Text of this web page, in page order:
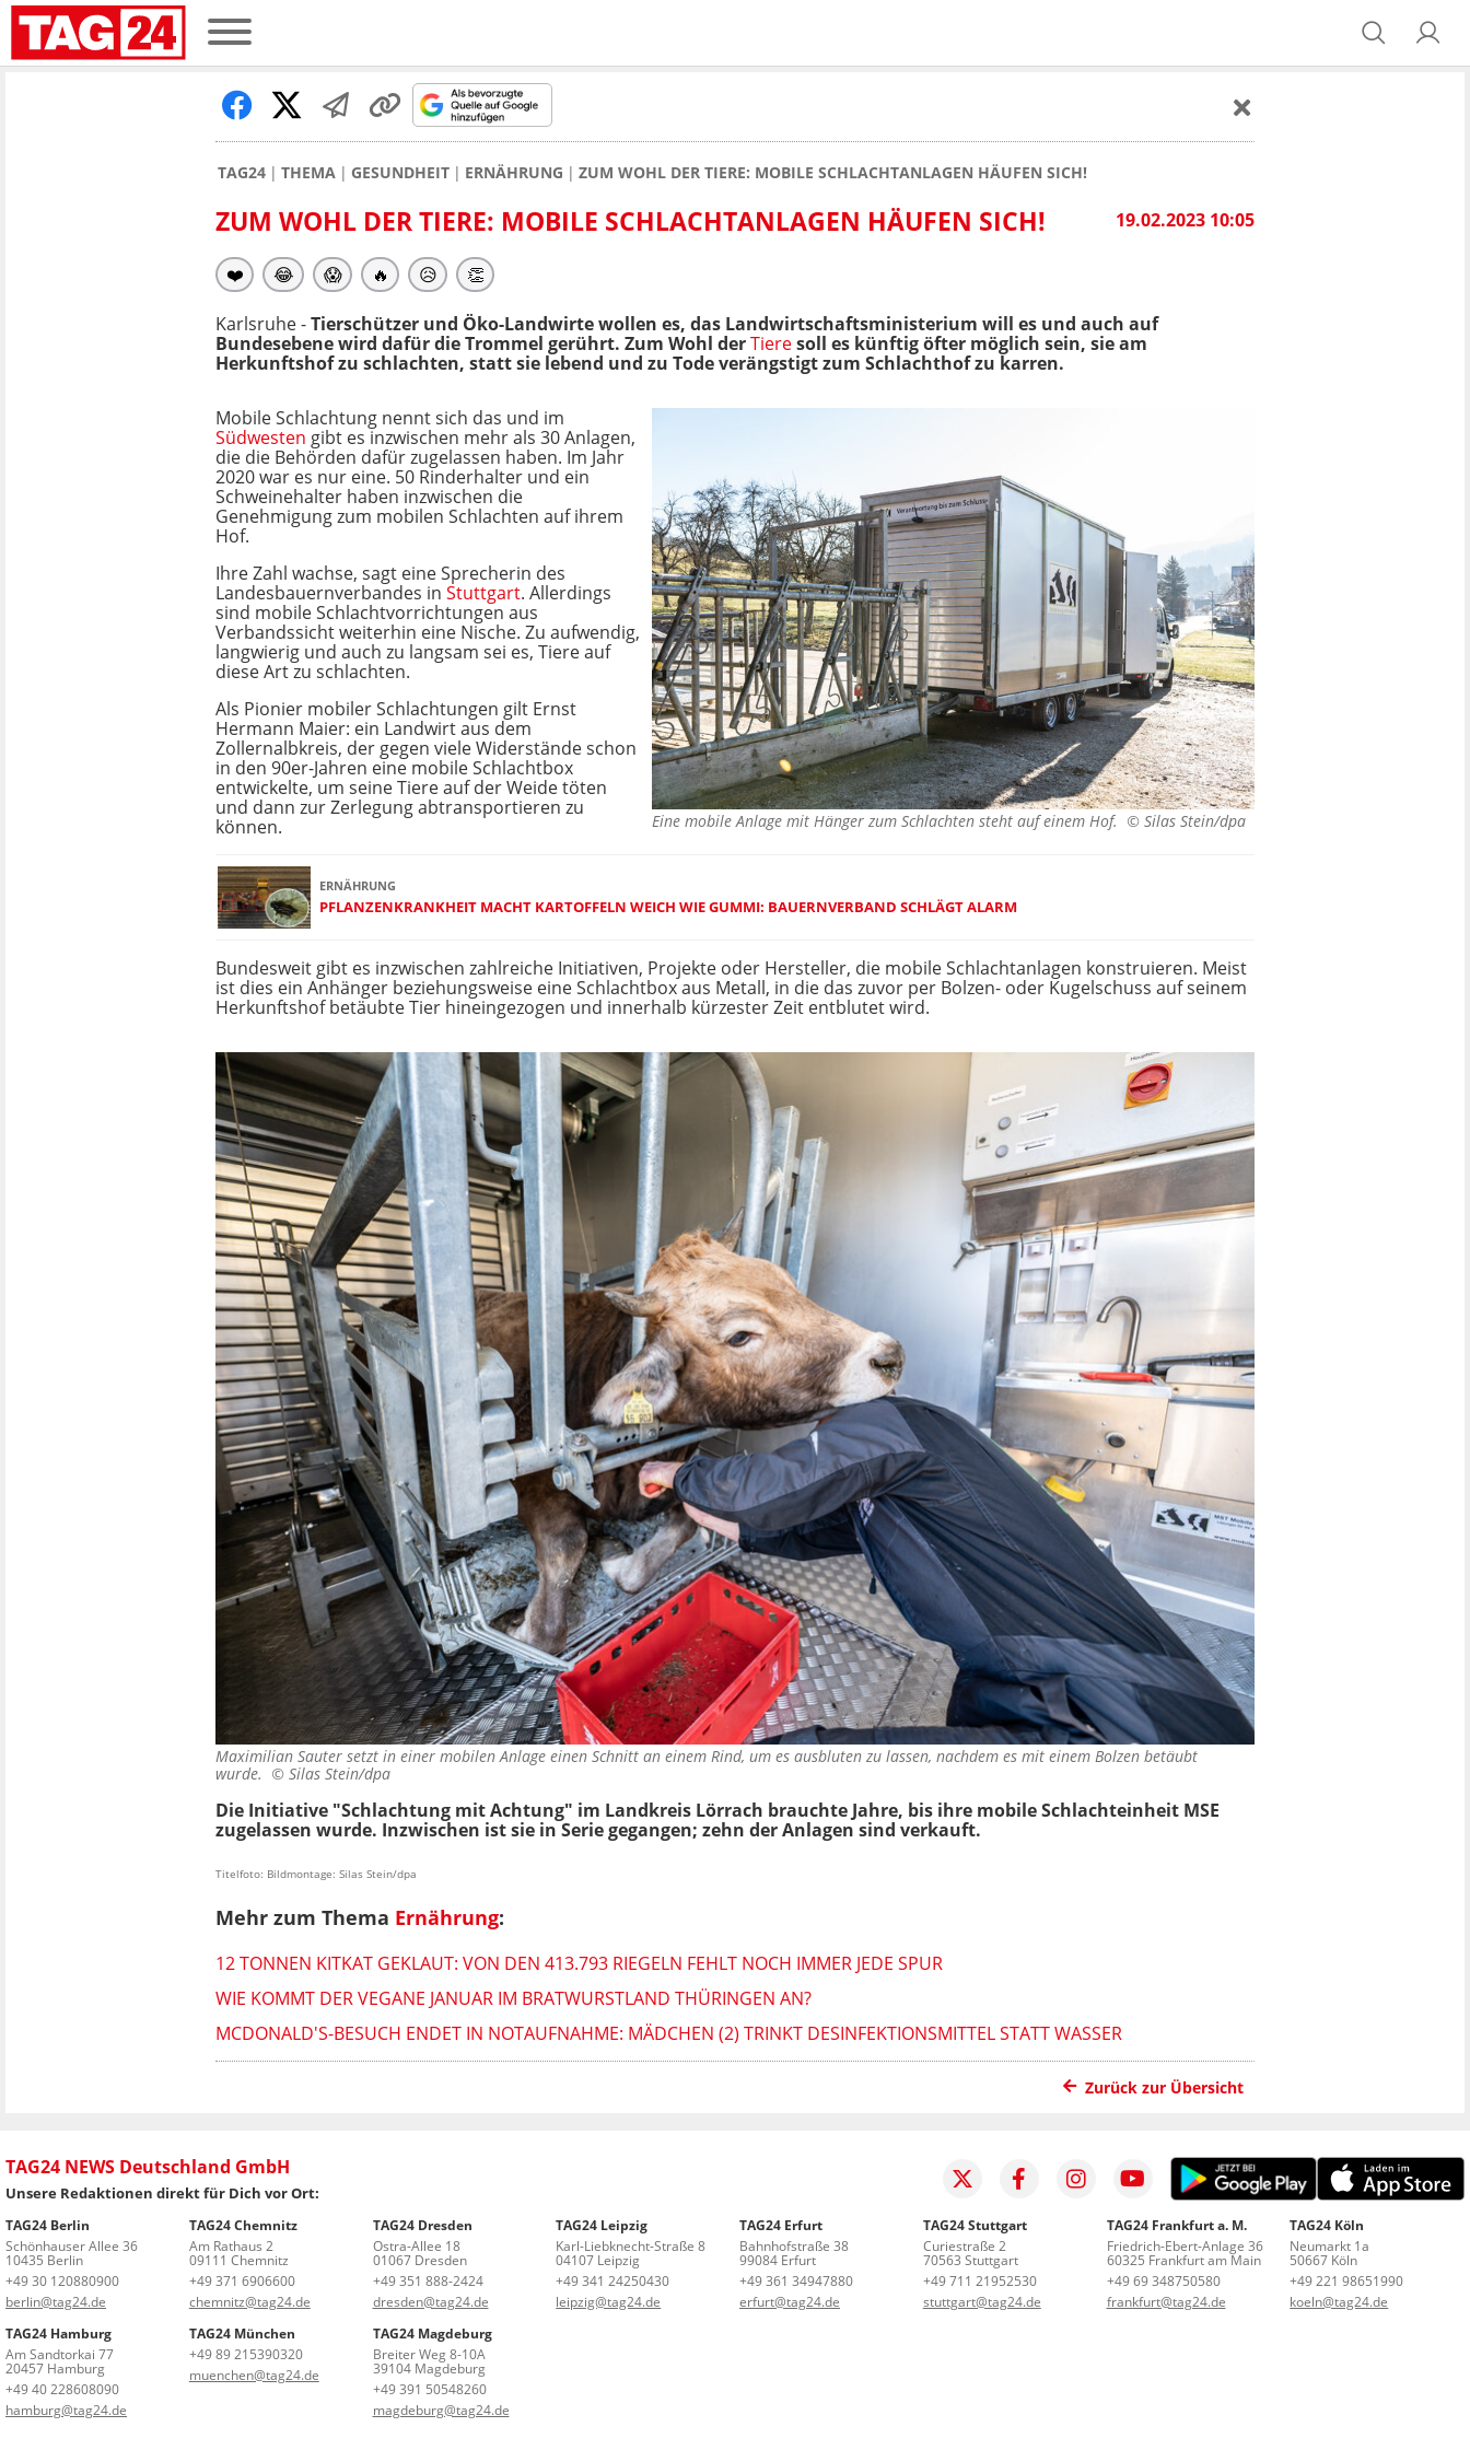
TAG24 THEMA GESUNDHEIT ERNÄHRUNG ZUM WOHL DER TIERE: MOBILE SCHLACHTANLAGEN HÄUFEN SICH!
19.02.2023 10:05
ZUM WOHL DER TIERE: MOBILE SCHLACHTANLAGEN HÄUFEN SICH!
❤️ 😂 😱 🔥 😥 👏
Karlsruhe -Tierschützer und Öko-Landwirte wollen es, das Landwirtschaftsministerium will es und auch auf
Bundesebene wird dafür die Trommel gerührt. Zum Wohl derTieresoll es künftig öfter möglich sein, sie am
Herkunftshof zu schlachten, statt sie lebend und zu Tode verängstigt zum Schlachthof zu karren.
Eine mobile Anlage mit Hänger zum Schlachten steht auf einem Hof. © Silas Stein/dpa
Mobile Schlachtung nennt sich das und im
Südwesten gibt es inzwischen mehr als 30 Anlagen,
die die Behörden dafür zugelassen haben. Im Jahr
2020 war es nur eine. 50 Rinderhalter und ein
Schweinehalter haben inzwischen die
Genehmigung zum mobilen Schlachten auf ihrem
Hof.
Ihre Zahl wachse, sagt eine Sprecherin des
Landesbauernverbandes in Stuttgart. Allerdings
sind mobile Schlachtvorrichtungen aus
Verbandssicht weiterhin eine Nische. Zu aufwendig,
langwierig und auch zu langsam sei es, Tiere auf
diese Art zu schlachten.
Als Pionier mobiler Schlachtungen gilt Ernst
Hermann Maier: ein Landwirt aus dem
Zollernalbkreis, der gegen viele Widerstände schon
in den 90er-Jahren eine mobile Schlachtbox
entwickelte, um seine Tiere auf der Weide töten
und dann zur Zerlegung abtransportieren zu
können.
ERNÄHRUNG
PFLANZENKRANKHEIT MACHT KARTOFFELN WEICH WIE GUMMI: BAUERNVERBAND SCHLÄGT ALARM
Bundesweit gibt es inzwischen zahlreiche Initiativen, Projekte oder Hersteller, die mobile Schlachtanlagen konstruieren. Meist
ist dies ein Anhänger beziehungsweise eine Schlachtbox aus Metall, in die das zuvor per Bolzen- oder Kugelschuss auf seinem
Herkunftshof betäubte Tier hineingezogen und innerhalb kürzester Zeit entblutet wird.
Maximilian Sauter setzt in einer mobilen Anlage einen Schnitt an einem Rind, um es ausbluten zu lassen, nachdem es mit einem Bolzen betäubt
wurde. © Silas Stein/dpa
Die Initiative "Schlachtung mit Achtung" im Landkreis Lörrach brauchte Jahre, bis ihre mobile Schlachteinheit MSE
zugelassen wurde. Inzwischen ist sie in Serie gegangen; zehn der Anlagen sind verkauft.
Titelfoto: Bildmontage: Silas Stein/dpa
Mehr zum Thema Ernährung:
12 TONNEN KITKAT GEKLAUT: VON DEN 413.793 RIEGELN FEHLT NOCH IMMER JEDE SPUR
WIE KOMMT DER VEGANE JANUAR IM BRATWURSTLAND THÜRINGEN AN?
MCDONALD'S-BESUCH ENDET IN NOTAUFNAHME: MÄDCHEN (2) TRINKT DESINFEKTIONSMITTEL STATT WASSER
Zurück zur Übersicht
TAG24 NEWS Deutschland GmbH
Unsere Redaktionen direkt für Dich vor Ort:
TAG24 Berlin
Schönhauser Allee 36
10435 Berlin
+49 30 120880900
berlin@tag24.de
TAG24 Chemnitz
Am Rathaus 2
09111 Chemnitz
+49 371 6906600
chemnitz@tag24.de
TAG24 Dresden
Ostra-Allee 18
01067 Dresden
+49 351 888-2424
dresden@tag24.de
TAG24 Leipzig
Karl-Liebknecht-Straße 8
04107 Leipzig
+49 341 24250430
leipzig@tag24.de
TAG24 Erfurt
Bahnhofstraße 38
99084 Erfurt
+49 361 34947880
erfurt@tag24.de
TAG24 Stuttgart
Curiestraße 2
70563 Stuttgart
+49 711 21952530
stuttgart@tag24.de
TAG24 Frankfurt a. M.
Friedrich-Ebert-Anlage 36
60325 Frankfurt am Main
+49 69 348750580
frankfurt@tag24.de
TAG24 Köln
Neumarkt 1a
50667 Köln
+49 221 98651990
koeln@tag24.de
TAG24 Hamburg
Am Sandtorkai 77
20457 Hamburg
+49 40 228608090
hamburg@tag24.de
TAG24 München
+49 89 215390320
muenchen@tag24.de
TAG24 Magdeburg
Breiter Weg 8-10A
39104 Magdeburg
+49 391 50548260
magdeburg@tag24.de